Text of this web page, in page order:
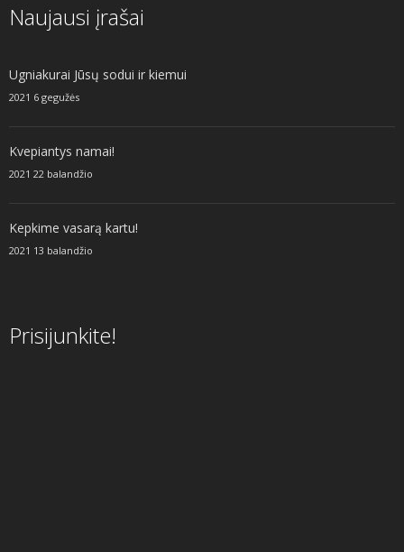
Naujausi įrašai
Ugniakurai Jūsų sodui ir kiemui
2021 6 gegužės
Kvepiantys namai!
2021 22 balandžio
Kepkime vasarą kartu!
2021 13 balandžio
Prisijunkite!